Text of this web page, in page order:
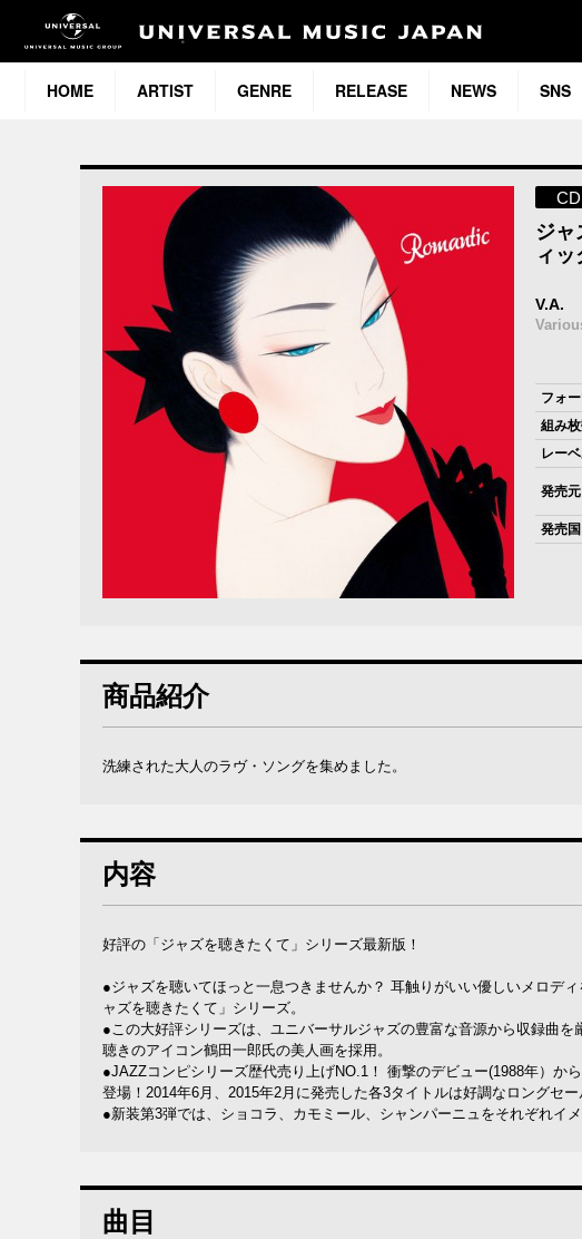
HOME ARTIST GENRE RELEASE NEWS SNS
CD
ジャ
ィ
V.A.
フォ
組み
レー
発売元
発売国
商品紹介
洗練された大人のラヴ・ソングを集めました。
内容
好評の「ジャズを聴きたくて」シリーズ最新版！
●ジャズを聴いてほっと一息つきませんか？ 耳触りがいい優しいメロデ
ャズを聴きたくて」シリーズ。
●この大好評シリーズは、ユニバーサルジャズの豊富な音源から収録曲
聴きのアイコン鶴田一郎氏の美人画を採用。
●JAZZコンピシリーズ歴代売り上げNO.1！ 衝撃のデビュー(1988年）か
登場！2014年6月、2015年2月に発売した各3タイトルは好調なロングセー
●新装第3弾では、ショコラ、カモミール、シャンパーニュをそれぞれイ
曲目